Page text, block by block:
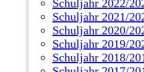
Schuljahr 2022/
Schuljahr 2021/
Schuljahr 2020/
Schuljahr 2019/
Schuljahr 2018/